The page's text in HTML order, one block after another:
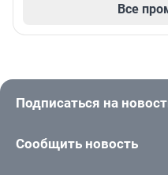
Все
Подписаться на
Сообщить новость